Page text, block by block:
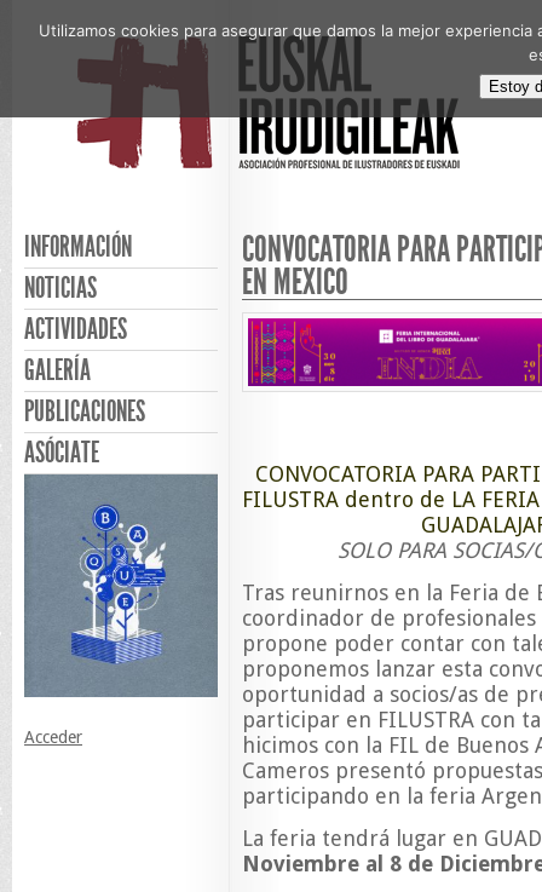
INFORMACIÓN
NOTICIAS
ACTIVIDADES
GALERÍA
PUBLICACIONES
ASÓCIATE
Acceder
CONVOCATORIA PARA
EN MEXICO
CONVOCATORIA PARA
FILUSTRA dentro de LA
SOLO PARA
Tras reunirnos en la Feria de
coordinador de profesionales
propone poder contar con
proponemos lanzar esta
oportunidad a socios/as de
participar en FILUSTRA con
hicimos con la FIL de
Cameros presentó
participando en la feria
La feria tendrá lugar en
Noviembre al 8 de
Utilizamos cookies para asegurar que damos la mejor
Estoy